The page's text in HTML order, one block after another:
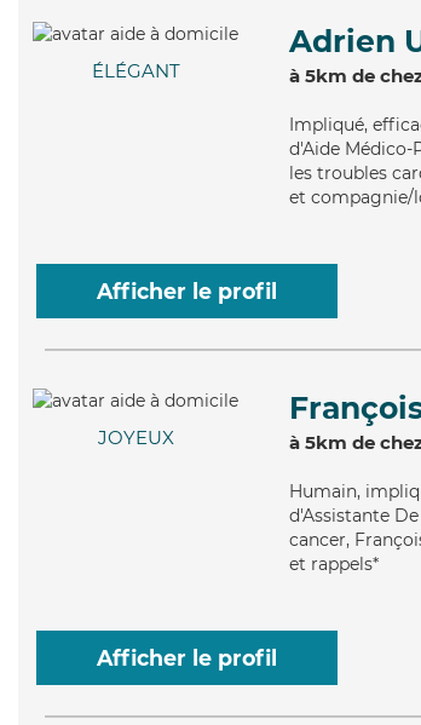
ÉLÉGANT
Adrien
à 5km de
Impliqué,
d'Aide Médico-
les troubles
et compagnie/
Afficher le profil
JOYEUX à 5km de
Humain,
d'Assistante
cancer,
et rappels*
Afficher le profil